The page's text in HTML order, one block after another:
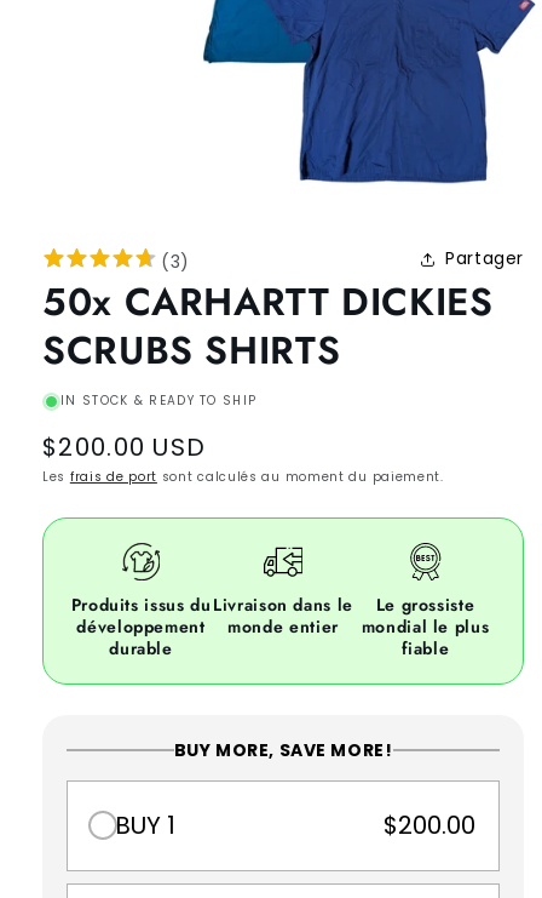
(3) Partager
50x CARHARTT DICKIES
SCRUBS SHIRTS
IN STOCK & READY TO SHIP
Regular
price
$200.00 USD
Les frais de port sont calculés au moment du paiement.
Produits issus du
développement
durable
Livraison dans le
monde entier
Le grossiste
mondial le plus
fiable
BUY MORE, SAVE MORE!
BUY 1 $200.00